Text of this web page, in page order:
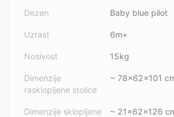
Dezen Baby blue pilot
Uzrast 6m+
Nosivost 15kg
Dimenzije
rasklopljene stolice
~ 78x62x101
Dimenzije sklopljene
~ 21x62x126